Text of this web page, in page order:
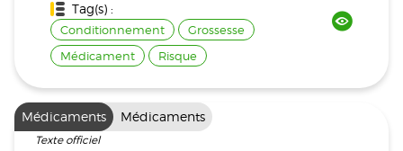
Tag(s) :
Conditionnement
Grossesse
Médicament
Risque
Médicaments Médicaments
Texte officiel